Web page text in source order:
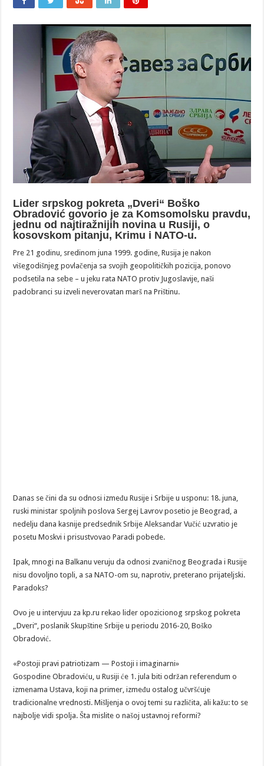
Lider srpskog pokreta „Dveri“ Boško
Obradović govorio je za Komsomolsku pravdu,
jednu od najtiražnijih novina u Rusiji, o
kosovskom pitanju, Krimu i NATO-u.
Pre 21 godinu, sredinom juna 1999. godine, Rusija je nakon
višegodišnjeg povlačenja sa svojih geopolitičkih pozicija, ponovo
podsetila na sebe – u jeku rata NATO protiv Jugoslavije, naši
padobranci su izveli neverovatan marš na Prištinu.
Danas se čini da su odnosi između Rusije i Srbije u usponu: 18. juna,
ruski ministar spoljnih poslova Sergej Lavrov posetio je Beograd, a
nedelju dana kasnije predsednik Srbije Aleksandar Vučić uzvratio je
posetu Moskvi i prisustvovao Paradi pobede.
Ipak, mnogi na Balkanu veruju da odnosi zvaničnog Beograda i Rusije
nisu dovoljno topli, a sa NATO-om su, naprotiv, preterano prijateljski.
Paradoks?
Ovo je u intervjuu za kp.ru rekao lider opozicionog srpskog pokreta
„Dveri“, poslanik Skupštine Srbije u periodu 2016-20, Boško
Obradović.
«Postoji pravi patriotizam — Postoji i imaginarni»
Gospodine Obradoviću, u Rusiji će 1. jula biti održan referendum o
izmenama Ustava, koji na primer, između ostalog učvršćuje
tradicionalne vrednosti. Mišljenja o ovoj temi su različita, ali kažu: to se
najbolje vidi spolja. Šta mislite o našoj ustavnoj reformi?